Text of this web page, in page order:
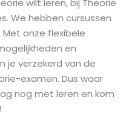
wilt leren, bij Theorie
We hebben cursussen
Met onze flexibele
en
je verzekerd van de
examen. Dus waar
nog met leren en kom